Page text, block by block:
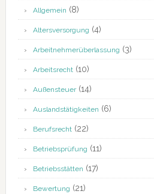
Allgemein (8)
Altersversorgung (4)
Arbeitnehmerüberlassung (3)
Arbeitsrecht(10)
Außensteuer(14)
Auslandstätigkeiten (6)
Berufsrecht(22)
Betriebsprüfung (11)
Betriebsstätten (17)
Bewertung (21)